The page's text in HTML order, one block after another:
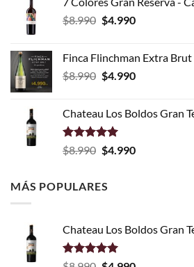
era:
$9.990.
es:
$5.990.
$8.990 El
era:
$8.990.
$4.990El
es:
$4.990.
Finca Flinchman Extra Brut
$8.990 El
era:
$8.990.
$4.990El
es:
Chateau Los Boldos Gran
Valorado
con
$8.990 El
era:
$4.990El
MÁS POPULARES
Chateau Los Boldos Gran
Valorado